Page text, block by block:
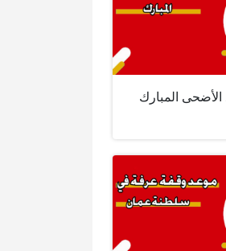
الأضحى المبارك